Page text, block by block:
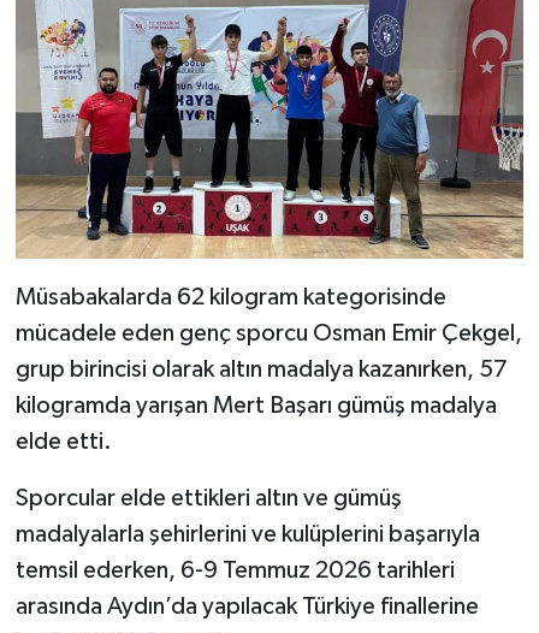
Müsabakalarda 62 kilogram kategorisinde
mücadele eden genç sporcu Osman Emir Çekgel,
grup birincisi olarak altın madalya kazanırken, 57
kilogramda yarışan Mert Başarı gümüş madalya
elde etti.
Sporcular elde ettikleri altın ve gümüş
madalyalarla şehirlerini ve kulüplerini başarıyla
temsil ederken, 6-9 Temmuz 2026 tarihleri
arasında Aydın’da yapılacak Türkiye finallerine